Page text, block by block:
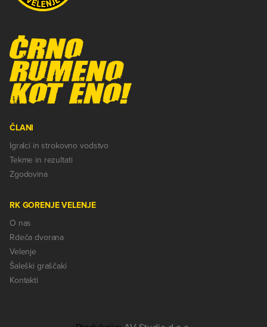
ČLANI
Igralci in strokovno vodstvo
Tekme in rezultati
Zgodovina
RK GORENJE VELENJE
O nas
Rdeča dvorana
Velenje
Šaleški graščaki
Kontakti